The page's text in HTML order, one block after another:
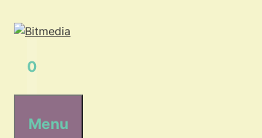
til
0
Menu